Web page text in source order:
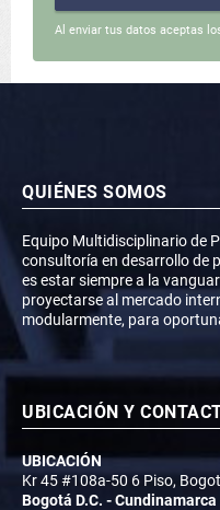
Al enviar tus datos aceptas
QUIÉNES SOMOS
Equipo Multidisciplinario de
consultoría en desarrollo de
es estar siempre a la
proyectarse al mercado
modularmente, para
UBICACIÓN Y
UBICACIÓN
Kr 45 #108a-50 6 Piso,
Bogotá D.C. -